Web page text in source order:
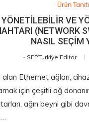
Ürün
YÖNETİLEBİLİR VE
(NETWORK
NASIL SEÇİM
- SFPTurkiye Editor
alan Ethernet ağları,
için çeşitli ağ
ağın beyni gibi